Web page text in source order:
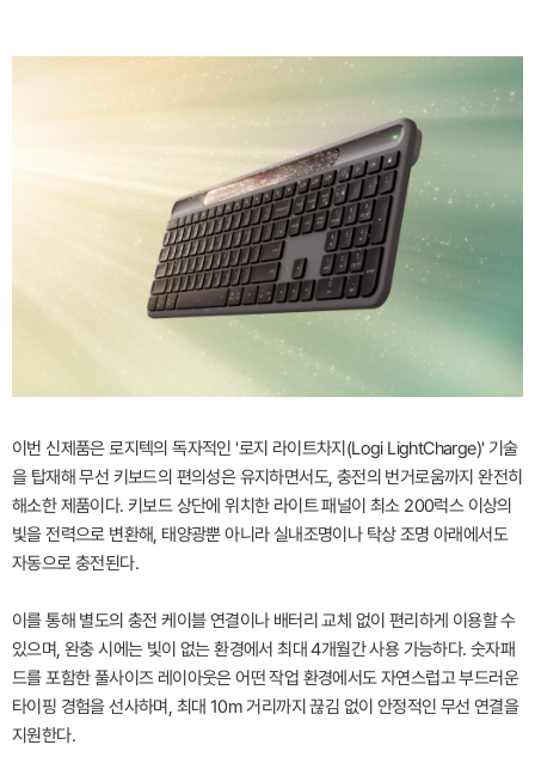
이번 신제품은 로지텍의 독자적인 '로지 라이트차지(Logi LightCharge)' 기술
을 탑재해 무선 키보드의 편의성은 유지하면서도, 충전의 번거로움까지 완전히
해소한 제품이다. 키보드 상단에 위치한 라이트 패널이 최소 200럭스 이상의
빛을 전력으로 변환해, 태양광뿐 아니라 실내조명이나 탁상 조명 아래에서도
자동으로 충전된다.
이를 통해 별도의 충전 케이블 연결이나 배터리 교체 없이 편리하게 이용할 수
있으며, 완충 시에는 빛이 없는 환경에서 최대 4개월간 사용 가능하다. 숫자패
드를 포함한 풀사이즈 레이아웃은 어떤 작업 환경에서도 자연스럽고 부드러운
타이핑 경험을 선사하며, 최대 10m 거리까지 끊김 없이 안정적인 무선 연결을
지원한다.